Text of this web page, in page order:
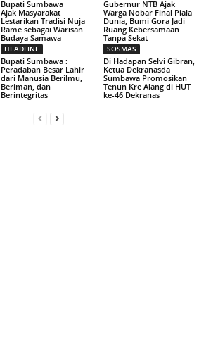
Bupati Sumbawa
Ajak Masyarakat
Lestarikan Tradisi Nuja
Rame sebagai Warisan
Budaya Samawa
Gubernur NTB Ajak
Warga Nobar Final Piala
Dunia, Bumi Gora Jadi
Ruang Kebersamaan
Tanpa Sekat
HEADLINE
Bupati Sumbawa :
Peradaban Besar Lahir
dari Manusia Berilmu,
Beriman, dan
Berintegritas
SOSMAS
Di Hadapan Selvi Gibran,
Ketua Dekranasda
Sumbawa Promosikan
Tenun Kre Alang di HUT
ke-46 Dekranas